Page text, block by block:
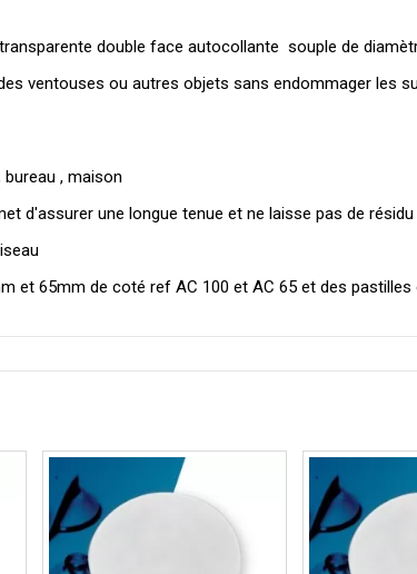
double face autocollante souple de
ventouses ou autres objets sans endommager les
, maison
d'assurer une longue tenue et ne laisse pas de résidu
et 65mm de coté ref AC 100 et AC 65 et des pastilles